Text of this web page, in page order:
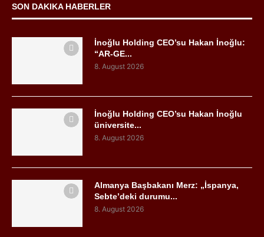
SON DAKIKA HABERLER
İnoğlu Holding CEO’su Hakan İnoğlu:
“AR-GE...
8. August 2026
İnoğlu Holding CEO’su Hakan İnoğlu
üniversite...
8. August 2026
Almanya Başbakanı Merz: „İspanya,
Sebte’deki durumu...
8. August 2026